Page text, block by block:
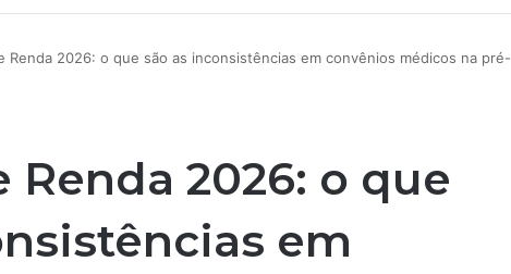
Renda 2026: o que são as inconsistências em convênios médicos na pré-
Renda 2026: o que
em